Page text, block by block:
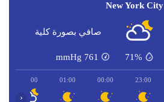
New York City
صافي بصورة كلية
71%
761
mmHg
23:00
00:00
01:00
02:00
‹